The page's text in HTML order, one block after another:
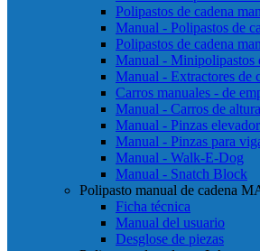
Polipastos de cadena
Manual - Polipastos de
Polipastos de cadena
Manual - Minipolipastos
Manual - Extractores de
Carros manuales - de
Manual - Carros de
Manual - Pinzas
Manual - Pinzas para
Manual - Walk-E-Dog
Manual - Snatch Block
Polipasto manual de cadena
Ficha técnica
Manual del usuario
Desglose de piezas